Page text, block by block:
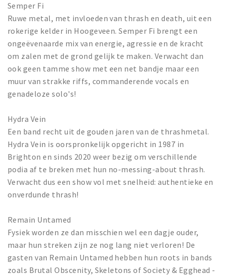
Semper Fi
Ruwe metal, met invloeden van thrash en death, uit een
rokerige kelder in Hoogeveen. Semper Fi brengt een
ongeëvenaarde mix van energie, agressie en de kracht
om zalen met de grond gelijk te maken. Verwacht dan
ook geen tamme show met een net bandje maar een
muur van strakke riffs, commanderende vocals en
genadeloze solo's!
Hydra Vein
Een band recht uit de gouden jaren van de thrashmetal.
Hydra Vein is oorspronkelijk opgericht in 1987 in
Brighton en sinds 2020 weer bezig om verschillende
podia af te breken met hun no-messing-about thrash.
Verwacht dus een show vol met snelheid: authentieke en
onverdunde thrash!
Remain Untamed
Fysiek worden ze dan misschien wel een dagje ouder,
maar hun streken zijn ze nog lang niet verloren! De
gasten van Remain Untamed hebben hun roots in bands
zoals Brutal Obscenity, Skeletons of Society & Egghead -